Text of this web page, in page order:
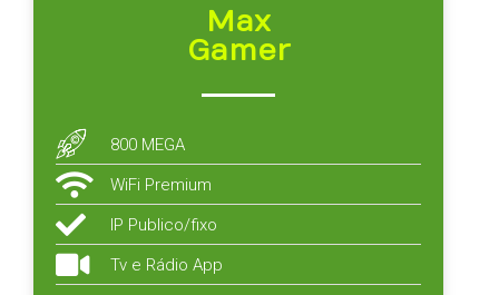
Max
Gamer
800 MEGA
WiFi Premium
IP Publico/fixo
Tv e Rádio App